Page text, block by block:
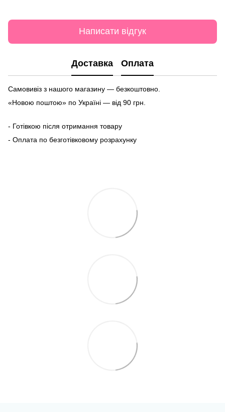
Написати відгук
Доставка Оплата
Самовивіз з нашого магазину — безкоштовно.
«Новою поштою» по Україні — від 90 грн.
- Готівкою після отримання товару
- Оплата по безготівковому розрахунку